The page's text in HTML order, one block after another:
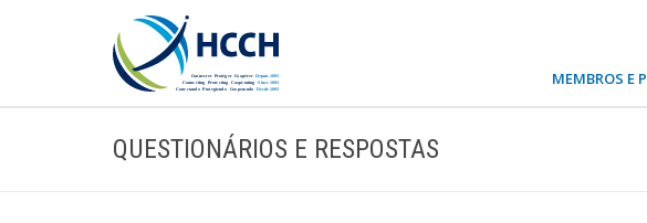
MEMBROS E
QUESTIONÁRIOS E RESPOSTAS